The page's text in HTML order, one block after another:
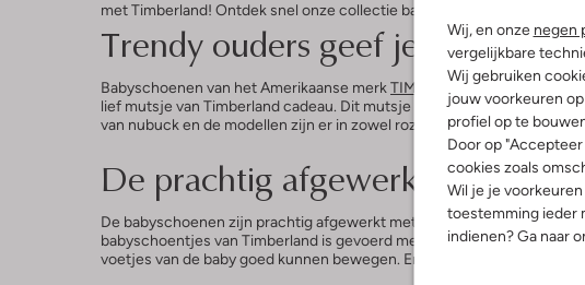
Wij, en onze negen
vergelijkbare
Wij gebruiken
jouw voorkeuren
profiel op te
Door op
cookies zoals
Wil je je
toestemming ieder
indienen? Ga naar
met Timberland! Ontdek snel onze collectie babyschoenen.
Trendy ouders geef je
Babyschoenen van het Amerikaanse merk TIMBERLAND
zijn schattig.
lief mutsje van Timberland cadeau. Dit mutsje is gestreept en
van nubuck en de modellen zijn er in zowel roze en blauw als in het
De prachtig afgewerkte
De babyschoenen zijn prachtig afgewerkt met een contrasterende
babyschoentjes van Timberland is gevoerd met comfortabel
voetjes van de baby goed kunnen bewegen. En is hij of zij eraan toe